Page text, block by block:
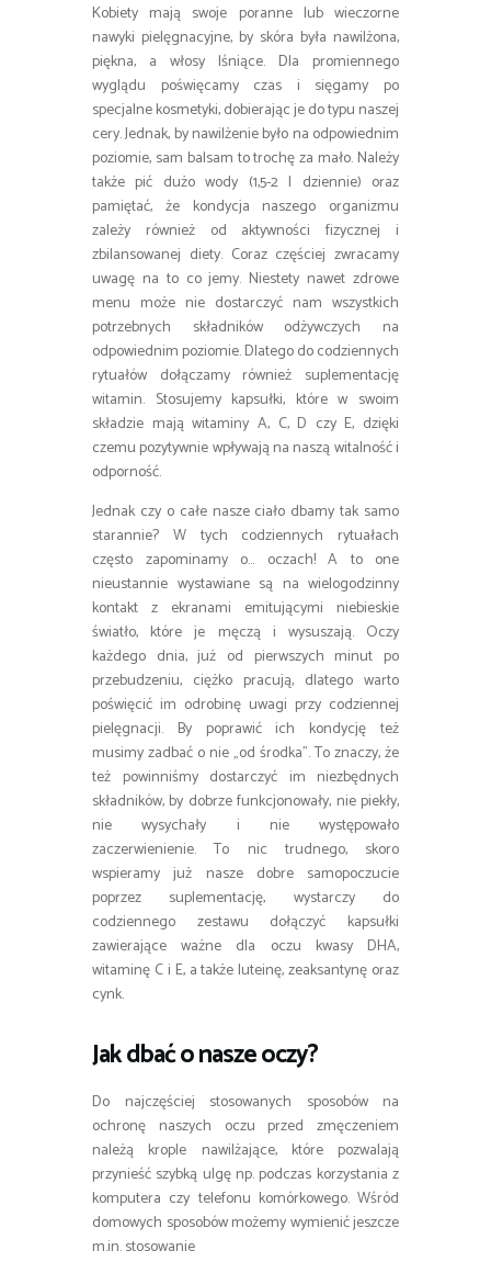
Kobiety mają swoje poranne lub wieczorne
nawyki pielęgnacyjne, by skóra była nawilżona,
piękna, a włosy lśniące. Dla promiennego
wyglądu poświęcamy czas i sięgamy po
specjalne kosmetyki, dobierając je do typu naszej
cery. Jednak, by nawilżenie było na odpowiednim
poziomie, sam balsam to trochę za mało. Należy
także pić dużo wody (1,5-2 l dziennie) oraz
pamiętać, że kondycja naszego organizmu
zależy również od aktywności fizycznej i
zbilansowanej diety. Coraz częściej zwracamy
uwagę na to co jemy. Niestety nawet zdrowe
menu może nie dostarczyć nam wszystkich
potrzebnych składników odżywczych na
odpowiednim poziomie. Dlatego do codziennych
rytuałów dołączamy również suplementację
witamin. Stosujemy kapsułki, które w swoim
składzie mają witaminy A, C, D czy E, dzięki
czemu pozytywnie wpływają na naszą witalność i
odporność.
Jednak czy o całe nasze ciało dbamy tak samo
starannie? W tych codziennych rytuałach
często zapominamy o… oczach! A to one
nieustannie wystawiane są na wielogodzinny
kontakt z ekranami emitującymi niebieskie
światło, które je męczą i wysuszają. Oczy
każdego dnia, już od pierwszych minut po
przebudzeniu, ciężko pracują, dlatego warto
poświęcić im odrobinę uwagi przy codziennej
pielęgnacji. By poprawić ich kondycję też
musimy zadbać o nie „od środka”. To znaczy, że
też powinniśmy dostarczyć im niezbędnych
składników, by dobrze funkcjonowały, nie piekły,
nie wysychały i nie występowało
zaczerwienienie. To nic trudnego, skoro
wspieramy już nasze dobre samopoczucie
poprzez suplementację, wystarczy do
codziennego zestawu dołączyć kapsułki
zawierające ważne dla oczu kwasy DHA,
witaminę C i E, a także luteinę, zeaksantynę oraz
cynk.
Jak dbać o nasze oczy?
Do najczęściej stosowanych sposobów na
ochronę naszych oczu przed zmęczeniem
należą krople nawilżające, które pozwalają
przynieść szybką ulgę np. podczas korzystania z
komputera czy telefonu komórkowego. Wśród
domowych sposobów możemy wymienić jeszcze
m.in. stosowanie